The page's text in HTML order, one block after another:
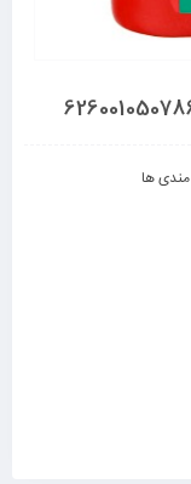
مندی ها